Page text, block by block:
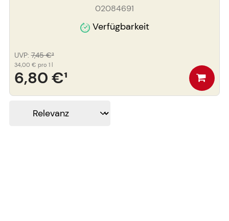
02084691
Verfügbarkeit
6,80 €¹
UVP: 7,45 €³
34,00 € pro 1 l